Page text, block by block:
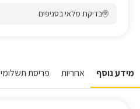
בדיקת מלאי בסניפים
מידע נוסף אחריות פריסת תשלומים